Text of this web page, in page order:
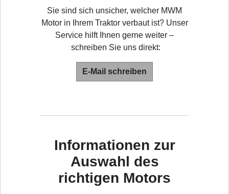
Sie sind sich unsicher, welcher MWM
Motor in Ihrem Traktor verbaut ist? Unser
Service hilft Ihnen gerne weiter –
schreiben Sie uns direkt:
E-Mail schreiben
Informationen zur
Auswahl des
richtigen Motors